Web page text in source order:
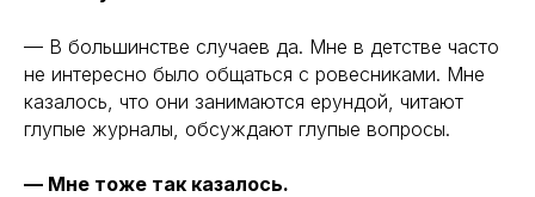
— В большинстве случаев да. Мне в детстве часто
не интересно было общаться с ровесниками. Мне
казалось, что они занимаются ерундой, читают
глупые журналы, обсуждают глупые вопросы.
— Мне тоже так казалось.